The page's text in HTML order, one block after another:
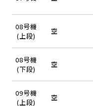
08号機
(上段)
空
08号機
(下段)
空
09号機
(上段)
空